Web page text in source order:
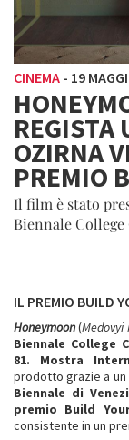
CINEMA - 19
REGISTA
OZIRNA
PREMIO
Il film è stato
Biennale College
IL PREMIO BUILD
Honeymoon(Medovyi
Biennale College
81. Mostra
prodotto grazie a un
Biennale di
premio Build
consistente in un